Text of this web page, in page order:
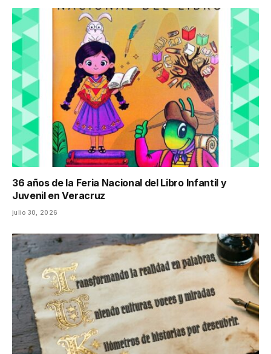
36 años de la Feria Nacional del Libro Infantil y
Juvenil en Veracruz
julio 30, 2026